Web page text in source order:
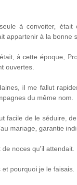
à convoiter, était
appartenir à la bonne
à cette époque,
ouvertes.
il me fallut
du même nom.
facile de le séduire,
mariage, garantie
noces qu’il attendait.
pourquoi je le faisais.